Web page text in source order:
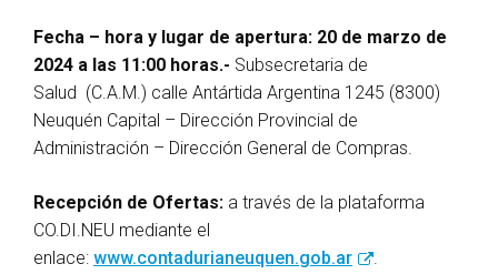
Fecha – hora y lugar de apertura: 20 de marzo de
2024 a las 11:00 horas.- Subsecretaria de
Salud (C.A.M.) calle Antártida Argentina 1245 (8300)
Neuquén Capital – Dirección Provincial de
Administración – Dirección General de Compras.
Recepción de Ofertas: a través de la plataforma
CO.DI.NEU mediante el
enlace: www.contadurianeuquen.gob.ar .